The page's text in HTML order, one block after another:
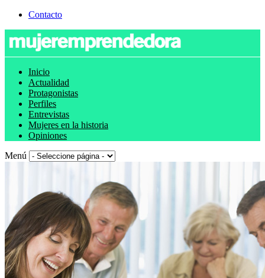
Contacto
Inicio
Actualidad
Protagonistas
Perfiles
Entrevistas
Mujeres en la historia
Opiniones
Menú